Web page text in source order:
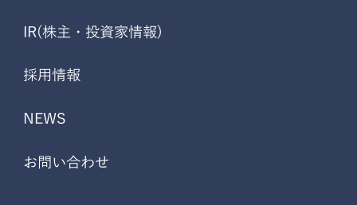
IR(株主・投資家情報)
採用情報
NEWS
お問い合わせ